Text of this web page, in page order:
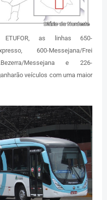
as linhas 650-
600-Messejana/Frei
Messejana e 226-
veículos com uma maior